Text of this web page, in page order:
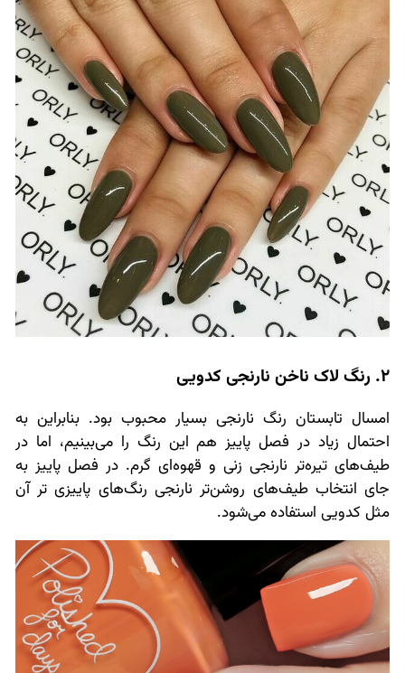
2. رنگ لاک ناخن نارنجی کدویی
امسال تابستان رنگ نارنجی بسیار محبوب بود. بنابراین به
احتمال زیاد در فصل پاییز هم این رنگ را می‌بینیم، اما در
طیف‌های تیره‌تر نارنجی زنی و قهوه‌ای گرم. در فصل پاییز به
جای انتخاب طیف‌های روشن‌تر نارنجی رنگ‌های پاییزی تر آن
مثل کدویی استفاده می‌شود.